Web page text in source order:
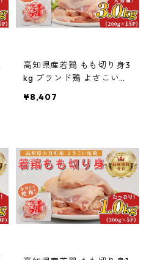
高知県産若鶏 もも切り身3
kg ブランド鶏 よさこい尾
¥8,407